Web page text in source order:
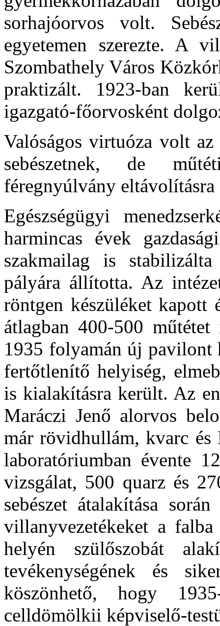
sorhajóorvos volt.
egyetemen szerezte. A
Szombathely Város
praktizált. 1923-ban
igazgató-főorvosként
Valóságos virtuóza volt az
sebészetnek, de
féregnyúlvány
Egészségügyi
harmincas évek
szakmailag is
pályára állította. Az
röntgen készüléket kapott
átlagban 400-500
1935 folyamán új pavilont
fertőtlenítő helyiség,
is kialakításra került. Az
Maráczi Jenő alorvos
már rövidhullám, kvarc
laboratóriumban évente
vizsgálat, 500 quarz és
sebészet átalakítása
villanyvezetékeket a
helyén szülőszobát
tevékenységének és
köszönhető, hogy
celldömölkii képviselő-